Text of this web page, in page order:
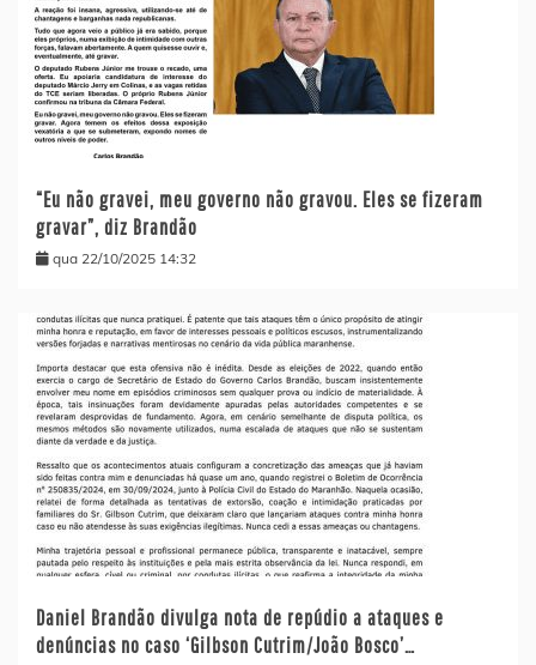
“Eu não gravei, meu governo não gravou. Eles se fizeram
gravar”, diz Brandão
qua 22/10/2025 14:32
Daniel Brandão divulga nota de repúdio a ataques e
denúncias no caso ‘Gilbson Cutrim/João Bosco’…